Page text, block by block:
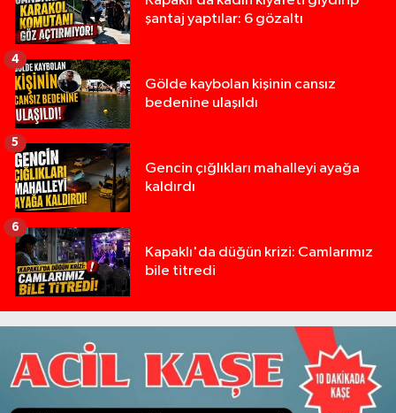
şantaj yaptılar: 6 gözaltı
Gölde kaybolan kişinin cansız
bedenine ulaşıldı
4
Gencin çığlıkları mahalleyi ayağa
kaldırdı
5
Kapaklı'da düğün krizi: Camlarımız
bile titredi
6